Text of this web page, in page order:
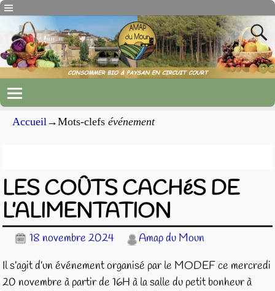
Accueil→Mots-clefs événement
LES COÛTS CACHéS DE
L’ALIMENTATION
18 novembre 2024
Amap du Moun
Il s’agit d’un événement organisé par le MODEF ce mercredi
20 novembre à partir de 16H à la salle du petit bonheur à